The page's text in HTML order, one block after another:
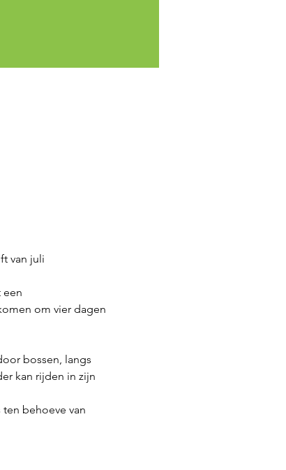
van juli
een
om vier dagen
bossen, langs
kan rijden in zijn
behoeve van